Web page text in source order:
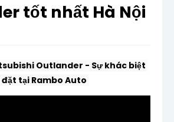
tốt nhất Hà Nội
Outlander - Sự khác biệt
tại Rambo Auto